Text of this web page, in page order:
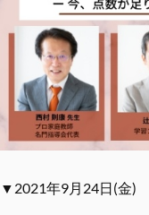
▼2021年9月24日(金)